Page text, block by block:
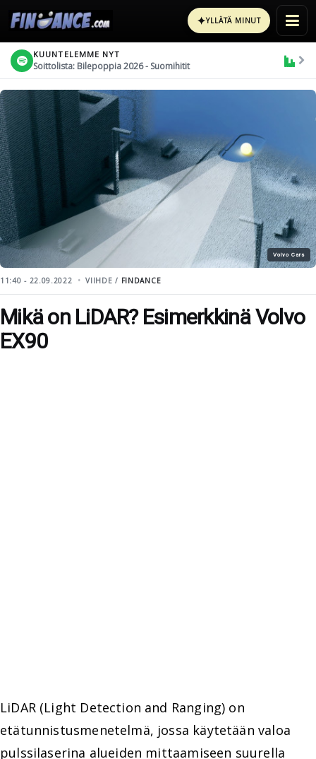
✦YLLÄTÄ MINUT
KUUNTELEMME NYT
Soittolista: Bilepoppia 2026 - Suomihitit
Volvo Cars
11:40 - 22.09.2022 VIIHDE / FINDANCE
Mikä on LiDAR? Esimerkkinä Volvo
EX90
LiDAR (Light Detection and Ranging) on
etätunnistusmenetelmä, jossa käytetään valoa
pulssilaserina alueiden mittaamiseen suurella